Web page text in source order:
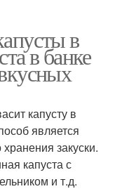
в
в банке
капусту в
является
закуски.
капуста с
и т.д.